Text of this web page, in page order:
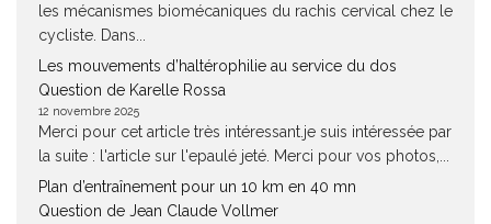
les mécanismes biomécaniques du rachis cervical chez le
cycliste. Dans...
Les mouvements d’haltérophilie au service du dos
Question de Karelle Rossa
12 novembre 2025
Merci pour cet article très intéressant.je suis intéressée par
la suite : l'article sur l'epaulé jeté. Merci pour vos photos,...
Plan d’entraînement pour un 10 km en 40 mn
Question de Jean Claude Vollmer